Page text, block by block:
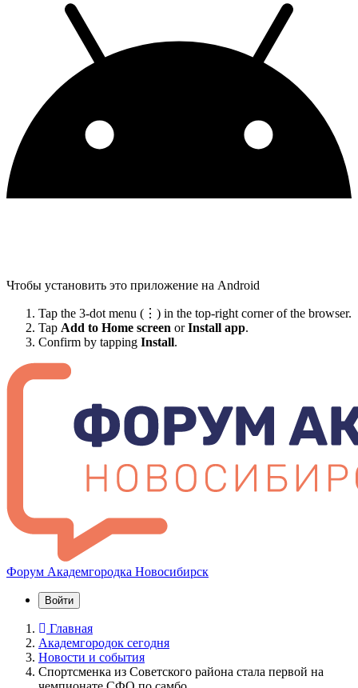
Чтобы установить это приложение на Android
Tap the 3-dot menu (⋮) in the top-right corner of the browser.
Tap Add to Home screen orInstall app.
Confirm by tapping Install.
Форум Академгородка Новосибирск
Войти
Главная
Академгородок сегодня
Новости и события
Спортсменка из Советского района стала первой на